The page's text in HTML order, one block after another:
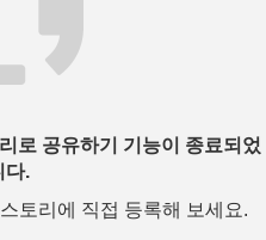
로 공유하기 기능이 종료되었
다.
토리에 직접 등록해 보세요.